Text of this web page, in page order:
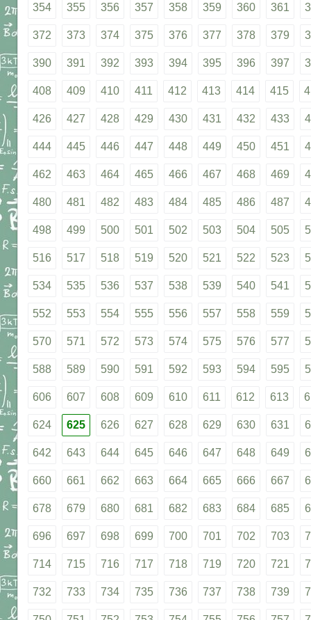
354 355 356 357 358 359 360 361
372 373 374 375 376 377 378 379
390 391 392 393 394 395 396 397
408 409 410 411 412 413 414 415
426 427 428 429 430 431 432 433
444 445 446 447 448 449 450 451
462 463 464 465 466 467 468 469
480 481 482 483 484 485 486 487
498 499 500 501 502 503 504 505
516 517 518 519 520 521 522 523
534 535 536 537 538 539 540 541
552 553 554 555 556 557 558 559
570 571 572 573 574 575 576 577
588 589 590 591 592 593 594 595
606 607 608 609 610 611 612 613
624 625 626 627 628 629 630 631
642 643 644 645 646 647 648 649
660 661 662 663 664 665 666 667
678 679 680 681 682 683 684 685
696 697 698 699 700 701 702 703
714 715 716 717 718 719 720 721
732 733 734 735 736 737 738 739